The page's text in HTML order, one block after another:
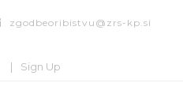
zgodbeoribistvu@zrs-kp.si
| Sign Up